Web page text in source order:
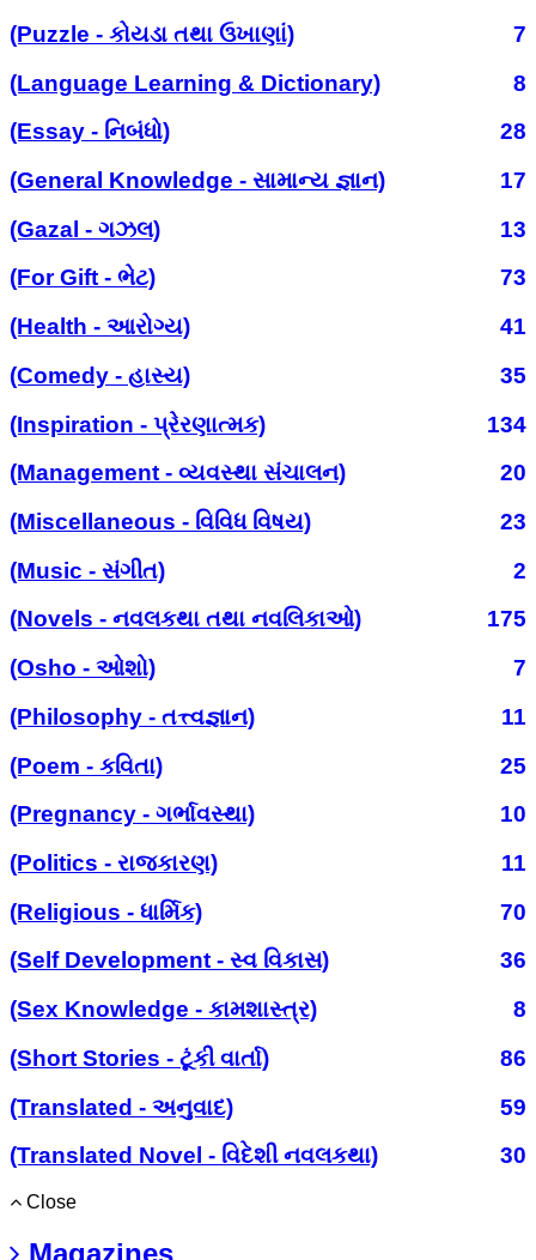
(Puzzle - કોયડા તથા ઉખાણાં)
7
(Language Learning & Dictionary)
8
(Essay - નિબંધો)
28
(General Knowledge - સામાન્ય જ્ઞાન)
17
(Gazal - ગઝલ)
13
(For Gift - ભેટ)
73
(Health - આરોગ્ય)
41
(Comedy - હાસ્ય)
35
(Inspiration - પ્રેરણાત્મક)
134
(Management - વ્યવસ્થા સંચાલન)
20
(Miscellaneous - વિવિધ વિષય)
23
(Music - સંગીત)
2
(Novels - નવલકથા તથા નવલિકાઓ)
175
(Osho - ઓશો)
7
(Philosophy - તત્ત્વજ્ઞાન)
11
(Poem - કવિતા)
25
(Pregnancy - ગર્ભાવસ્થા)
10
(Politics - રાજકારણ)
11
(Religious - ધાર્મિક)
70
(Self Development - સ્વ વિકાસ)
36
(Sex Knowledge - કામશાસ્ત્ર)
8
(Short Stories - ટૂંકી વાર્તા)
86
(Translated - અનુવાદ)
59
(Translated Novel - વિદેશી નવલકથા)
30
Close
Magazines